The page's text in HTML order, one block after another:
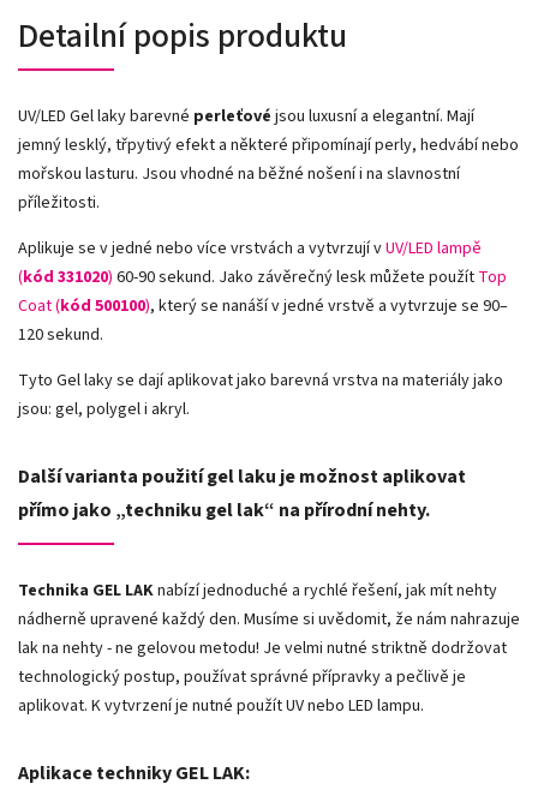
Detailní popis produktu
UV/LED Gel laky barevné perleťové jsou luxusní a elegantní. Mají
jemný lesklý, třpytivý efekt a některé připomínají perly, hedvábí nebo
mořskou lasturu. Jsou vhodné na běžné nošení i na slavnostní
příležitosti.
Aplikuje se v jedné nebo více vrstvách a vytvrzují vUV/LED lampě
(kód 331020) 60-90 sekund. Jako závěrečný lesk můžete použít Top
Coat (kód 500100), který se nanáší v jedné vrstvě a vytvrzuje se 90–
120 sekund.
Tyto Gel laky se dají aplikovat jako barevná vrstva na materiály jako
jsou: gel, polygel i akryl.
Další varianta použití gel laku je možnost aplikovat
přímo jako „techniku gel lak“ na přírodní nehty.
Technika GEL LAKnabízí jednoduché a rychlé řešení, jak mít nehty
nádherně upravené každý den. Musíme si uvědomit, že nám nahrazuje
lak na nehty - ne gelovou metodu! Je velmi nutné striktně dodržovat
technologický postup, používat správné přípravky a pečlivě je
aplikovat. K vytvrzení je nutné použít UV nebo LED lampu.
Aplikace techniky GEL LAK: